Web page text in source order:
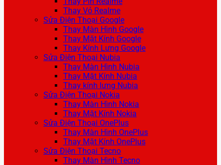
Thay Vỏ Realme
Sửa Điện Thoại Google
Thay Màn Hình Google
Thay Mặt Kính Google
Thay Kính Lưng Google
Sửa Điện Thoại Nubia
Thay Màn Hình Nubia
Thay Mặt Kính Nubia
Thay kính lưng Nubia
Sửa Điện Thoại Nokia
Thay Màn Hình Nokia
Thay Mặt Kính Nokia
Sửa Điện Thoại OnePlus
Thay Màn Hình OnePlus
Thay Mặt Kính OnePlus
Sửa Điện Thoại Tecno
Thay Màn Hình Tecno